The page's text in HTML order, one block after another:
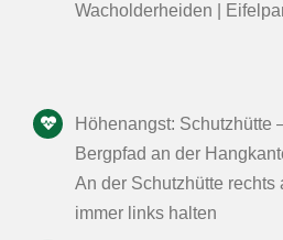
Wacholderheiden |
Höhenangst: Schutzhütte
Bergpfad an der
An der Schutzhütte rechts
immer links halten